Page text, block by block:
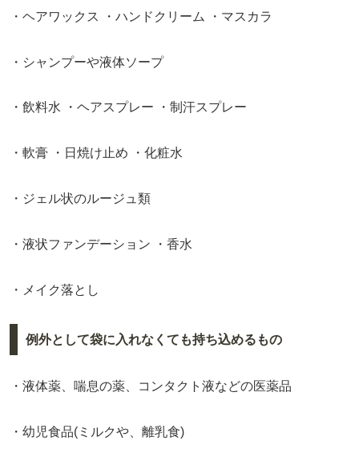
・ヘアワックス ・ハンドクリーム ・マスカラ
・シャンプーや液体ソープ
・飲料水 ・ヘアスプレー ・制汗スプレー
・軟膏 ・日焼け止め ・化粧水
・ジェル状のルージュ類
・液状ファンデーション ・香水
・メイク落とし
例外として袋に入れなくても持ち込めるもの
・液体薬、喘息の薬、コンタクト液などの医薬品
・幼児食品(ミルクや、離乳食)